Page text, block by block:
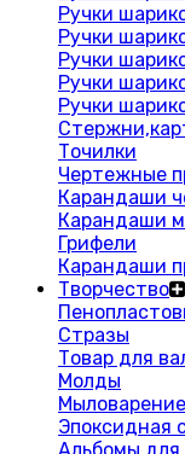
Ручки
Ручки
Ручки
Ручки
Ручки
Точилки
Чертежные
Карандаши
Карандаши
Грифели
Карандаши
Творчество
Стразы
Товар для
Молды
Мыловарение
Эпоксидная